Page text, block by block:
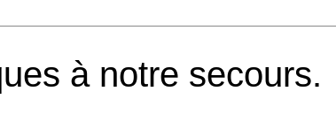
à notre secours.